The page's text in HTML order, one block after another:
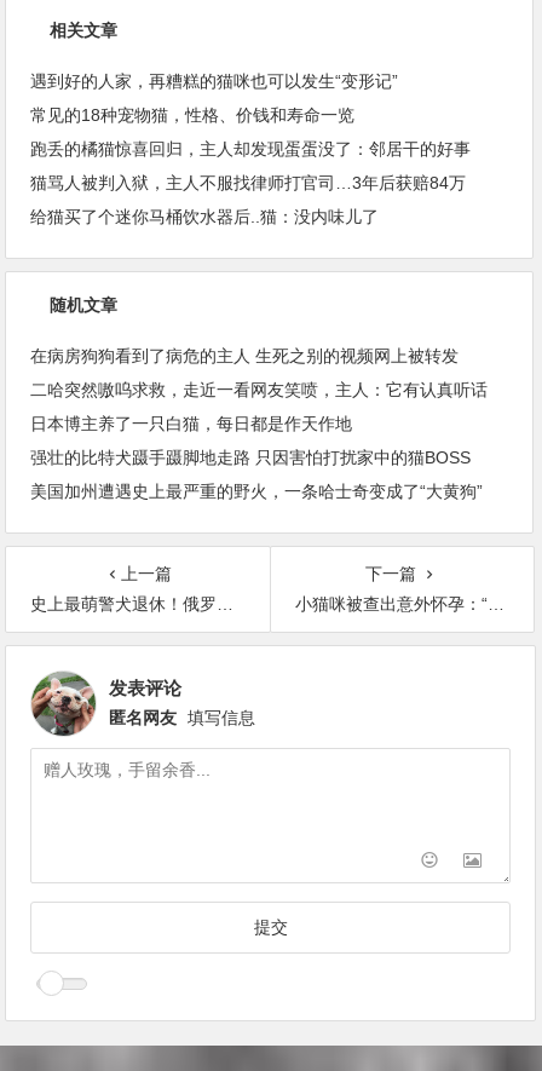
相关文章
遇到好的人家，再糟糕的猫咪也可以发生“变形记”
常见的18种宠物猫，性格、价钱和寿命一览
跑丢的橘猫惊喜回归，主人却发现蛋蛋没了：邻居干的好事
猫骂人被判入狱，主人不服找律师打官司…3年后获赔84万
给猫买了个迷你马桶饮水器后..猫：没内味儿了
随机文章
在病房狗狗看到了病危的主人 生死之别的视频网上被转发
二哈突然嗷呜求救，走近一看网友笑喷，主人：它有认真听话
日本博主养了一只白猫，每日都是作天作地
强壮的比特犬蹑手蹑脚地走路 只因害怕打扰家中的猫BOSS
美国加州遭遇史上最严重的野火，一条哈士奇变成了“大黄狗”
上一篇
史上最萌警犬退休！俄罗斯短腿柯基当警官，出警全在卖萌？
下一篇
小猫咪被查出意外怀孕：“这到底是谁的孩子？”
发表评论
匿名网友 填写信息